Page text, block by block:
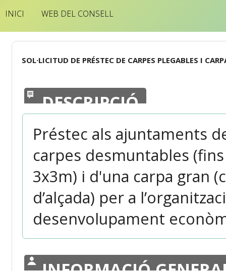
INICI WEB DEL CONSELL
SOL·LICITUD DE PRÉSTEC DE CARPES PLEGABLES I
DESCRIPCIÓ
Préstec als ajuntaments
carpes desmuntables
3x3m) i d'una carpa gran
d’alçada) per a
desenvolupament